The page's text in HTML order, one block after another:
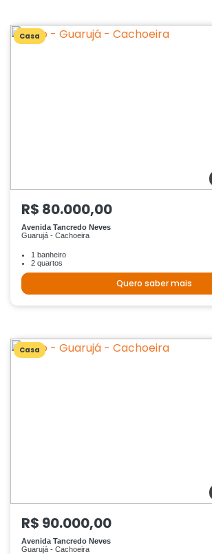
Casa
R$ 80.000,00
Avenida Tancredo Neves
Guarujá - Cachoeira
1 banheiro
2 quartos
Quero saber mais
Casa
R$ 90.000,00
Avenida Tancredo Neves
Guarujá - Cachoeira